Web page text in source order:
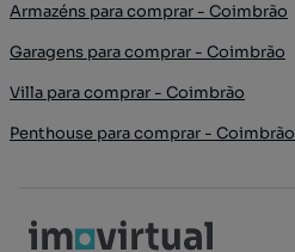
Armazéns para comprar - Coimbrão
Garagens para comprar - Coimbrão
Villa para comprar - Coimbrão
Penthouse para comprar - Coimbrão